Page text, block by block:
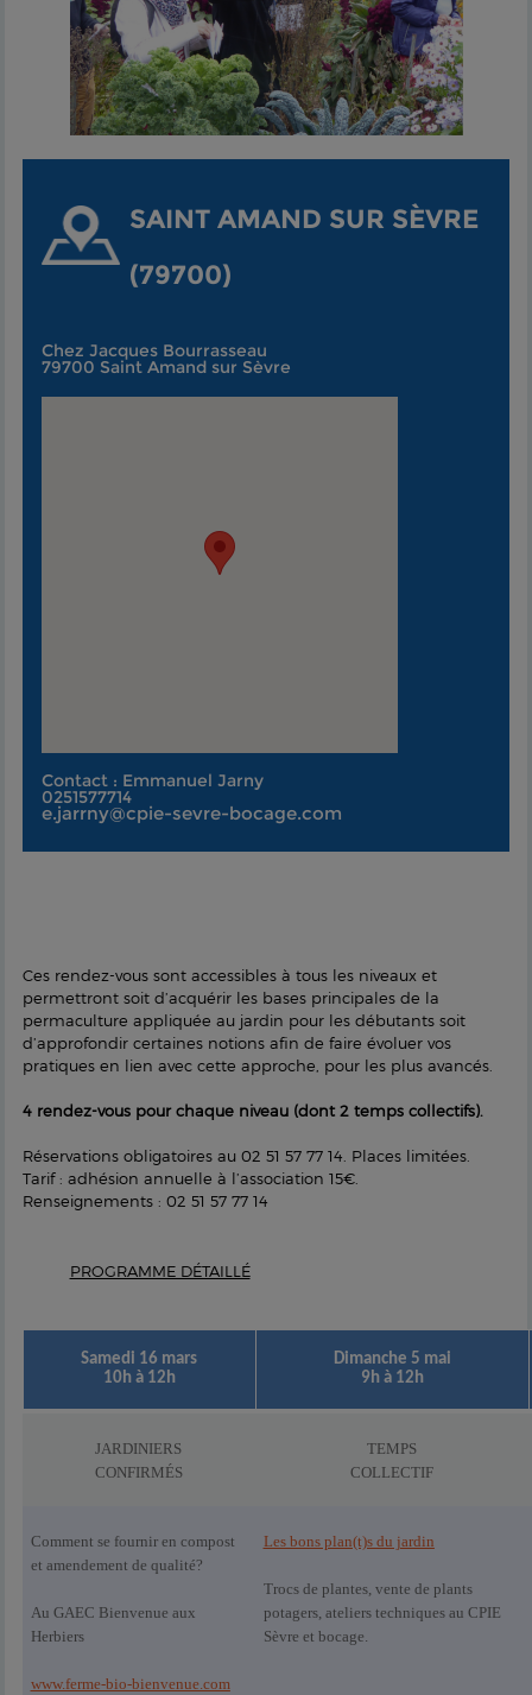
SAINT AMAND SUR SÈVRE
(79700)
Chez Jacques Bourrasseau
79700 Saint Amand sur Sèvre
Contact : Emmanuel Jarny
0251577714
e.jarrny@cpie-sevre-bocage.com
Ces rendez-vous sont accessibles à tous les niveaux et
permettront soit d’acquérir les bases principales de la
permaculture appliquée au jardin pour les débutants soit
d’approfondir certaines notions afin de faire évoluer vos
pratiques en lien avec cette approche, pour les plus avancés.
4 rendez-vous pour chaque niveau (dont 2 temps collectifs).
Réservations obligatoires au 02 51 57 77 14. Places limitées.
Tarif : adhésion annuelle à l’association 15€.
Renseignements : 02 51 57 77 14
PROGRAMME DÉTAILLÉ
Samedi 16 mars
10h à 12h
Dimanche 5 mai
9h à 12h
JARDINIERS
CONFIRMÉS
TEMPS
COLLECTIF
Comment se fournir en compost
et amendement de qualité?
Au GAEC Bienvenue aux
Herbiers
www.ferme-bio-bienvenue.com
Les bons plan(t)s du jardin
Trocs de plantes, vente de plants
potagers, ateliers techniques au CPIE
Sèvre et bocage.